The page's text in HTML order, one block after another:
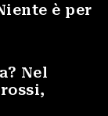
è per
Nel